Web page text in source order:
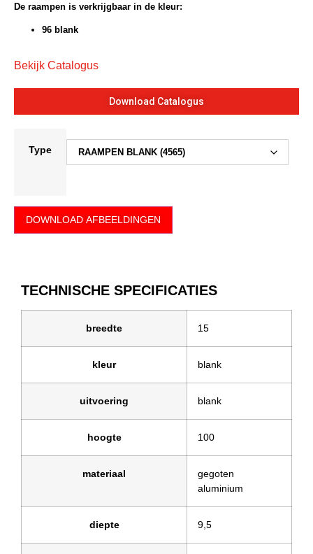
De raampen is verkrijgbaar in de kleur:
96 blank
Bekijk Catalogus
Download Catalogus
Type
DOWNLOAD AFBEELDINGEN
TECHNISCHE SPECIFICATIES
breedte 15
kleur blank
uitvoering blank
hoogte 100
materiaal
gegoten
aluminium
diepte 9,5